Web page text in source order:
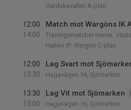
Gerdskavallen A-plan
12:00
14:00
Match mot Wargöns IK
Träningsmatcher Herrar,
Hallevi IP, Wargön C-plan
12:00
13:30
Lag Svart mot
Hagavägen 16, Sjömarken
13:30
15:00
Lag Vit mot Sjömarken
Hagavägen 16, Sjömarken